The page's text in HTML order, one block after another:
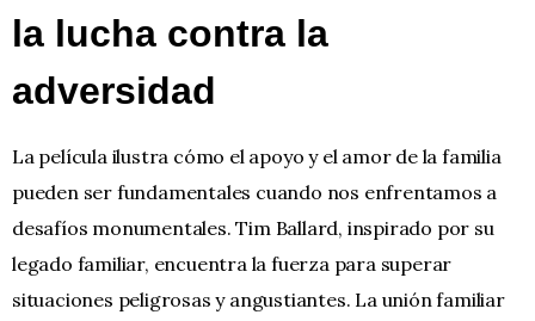
la lucha contra la
adversidad
La película ilustra cómo el apoyo y el amor de la familia
pueden ser fundamentales cuando nos enfrentamos a
desafíos monumentales. Tim Ballard, inspirado por su
legado familiar, encuentra la fuerza para superar
situaciones peligrosas y angustiantes. La unión familiar